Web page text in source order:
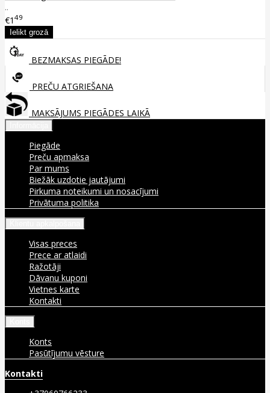
..
€1 49
BEZMAKSAS PIEGĀDE!
PREČU ATGRIEŠANA
MAKSĀJUMS PIEGĀDES LAIKĀ
Piegāde
Preču apmaksa
Par mums
Biežāk uzdotie jautājumi
Pirkuma noteikumi un nosacījumi
Privātuma politika
Visas preces
Prece ar atlaidi
Ražotāji
Dāvanu kuponi
Vietnes karte
Kontakti
Konts
Pasūtījumu vēsture
Kontakti